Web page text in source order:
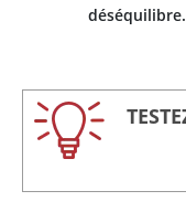
déséquilibre.